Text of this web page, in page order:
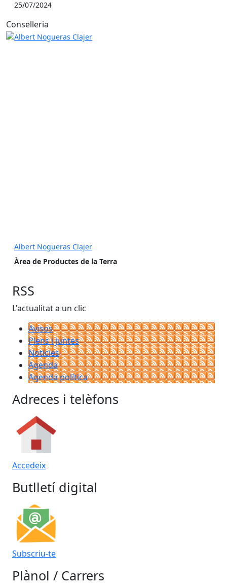
25/07/2024
Conselleria
Albert Nogueras Clajer
Àrea de Productes de la Terra
RSS
L'actualitat a un clic
Avisos
Plens i juntes
Noticies
Agenda
Agenda política
Adreces i telèfons
Accedeix
Butlletí digital
Subscriu-te
Plànol / Carrers